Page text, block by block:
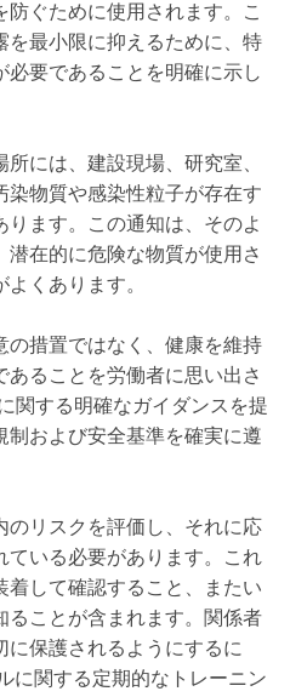
ぐために使用されます。こ
を最小限に抑えるために、特
要であることを明確に示し
には、建設現場、研究室、
物質や感染性粒子が存在す
ます。この通知は、そのよ
潜在的に危険な物質が使用さ
くあります。
の措置ではなく、健康を維持
ることを労働者に思い出さ
関する明確なガイダンスを提
および安全基準を確実に遵
のリスクを評価し、それに応
ている必要があります。これ
着して確認すること、またい
ることが含まれます。関係者
保護されるようにするに
に関する定期的なトレーニン